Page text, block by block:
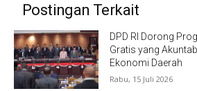
Postingan Terkait
DPD RI Dorong
Gratis yang
Ekonomi Daerah
Rabu, 15 Juli 2026